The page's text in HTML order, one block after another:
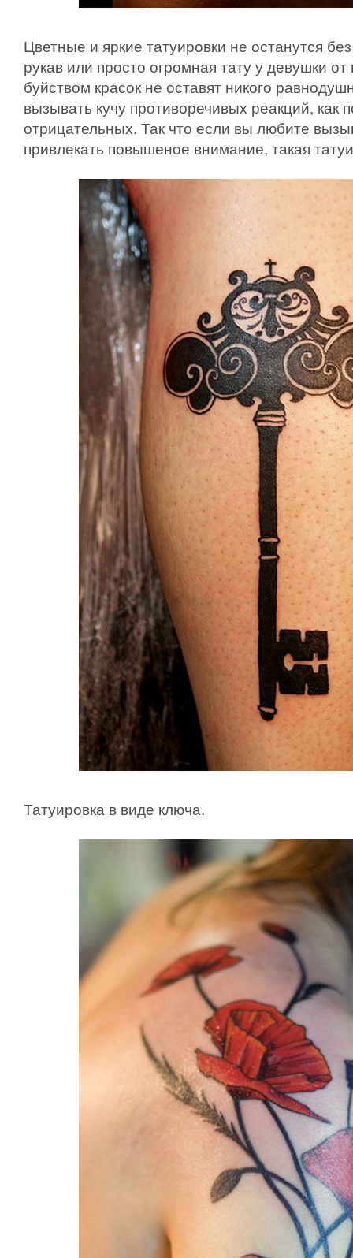
Цветные и яркие татуировки не останутся
рукав или просто огромная тату у девушки от
буйством красок не оставят никого
вызывать кучу противоречивых реакций, как
отрицательных. Так что если вы любите
привлекать повышеное внимание, такая
Татуировка в виде ключа.